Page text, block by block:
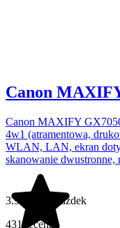
Canon
Canon MAXIFY
4w1 (atramentowa,
WLAN, LAN, ekran
skanowanie dwustronne,
3.9 na 5 gwiazdek
431 recenzji